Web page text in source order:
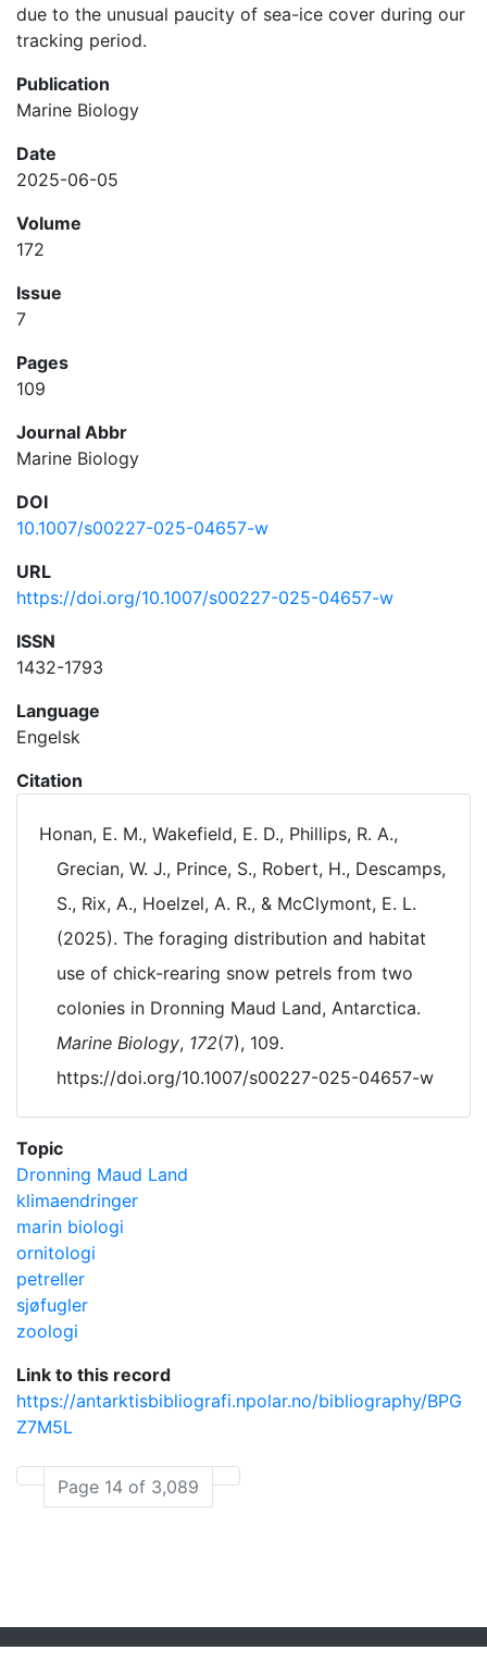
due to the unusual paucity of sea-ice cover during our
tracking period.
Publication
Marine Biology
Date
2025-06-05
Volume
172
Issue
7
Pages
109
Journal Abbr
Marine Biology
DOI
10.1007/s00227-025-04657-w
URL
https://doi.org/10.1007/s00227-025-04657-w
ISSN
1432-1793
Language
Engelsk
Citation
Honan, E. M., Wakefield, E. D., Phillips, R. A.,
Grecian, W. J., Prince, S., Robert, H., Descamps,
S., Rix, A., Hoelzel, A. R., & McClymont, E. L.
(2025). The foraging distribution and habitat
use of chick-rearing snow petrels from two
colonies in Dronning Maud Land, Antarctica.
Marine Biology, 172(7), 109.
https://doi.org/10.1007/s00227-025-04657-w
Topic
Dronning Maud Land
klimaendringer
marin biologi
ornitologi
petreller
sjøfugler
zoologi
Link to this record
https://antarktisbibliografi.npolar.no/bibliography/BPG
Z7M5L
Page 14 of 3,089